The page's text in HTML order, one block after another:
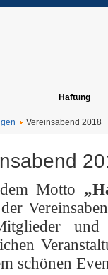
Haftung
Vereinsabend 2018
Motto
und
schönen